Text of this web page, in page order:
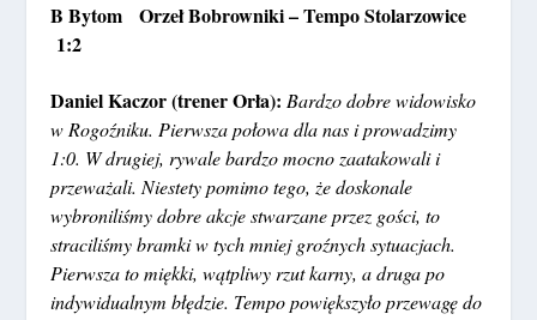
B BytomOrzeł Bobrowniki – Tempo Stolarzowice
1:2
Daniel Kaczor (trener Orła):Bardzo dobre widowisko
w Rogoźniku. Pierwsza połowa dla nas i prowadzimy
1:0. W drugiej, rywale bardzo mocno zaatakowali i
przeważali. Niestety pomimo tego, że doskonale
wybroniliśmy dobre akcje stwarzane przez gości, to
straciliśmy bramki w tych mniej groźnych sytuacjach.
Pierwsza to miękki, wątpliwy rzut karny, a druga po
indywidualnym błędzie. Tempo powiększyło przewagę do